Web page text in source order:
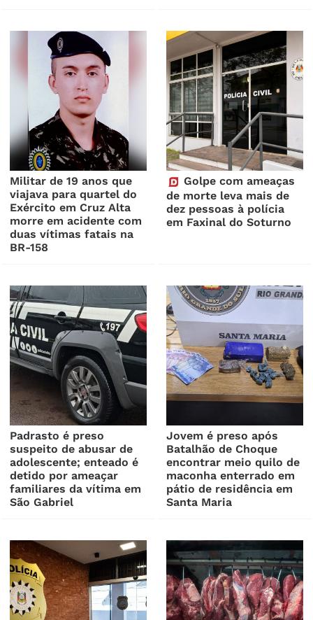
Militar de 19 anos que
viajava para quartel do
Exército em Cruz Alta
morre em acidente com
duas vítimas fatais na
BR-158
Golpe com ameaças
de morte leva mais de
dez pessoas à polícia
em Faxinal do Soturno
Padrasto é preso
suspeito de abusar de
adolescente; enteado é
detido por ameaçar
familiares da vítima em
São Gabriel
Jovem é preso após
Batalhão de Choque
encontrar meio quilo de
maconha enterrado em
pátio de residência em
Santa Maria